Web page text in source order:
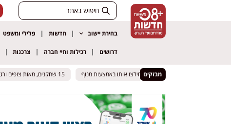
בחירת יישוב חדשות פלילי ומשפט
דרושים רכילות וחיי חברה צרכנות
מבזקים
האריה" באשקלון – לוחמי האש חילצו אותו באמצעות מנוף
האריה" באשקלון – לוחמי האש חילצו אותו באמצעות מנוף